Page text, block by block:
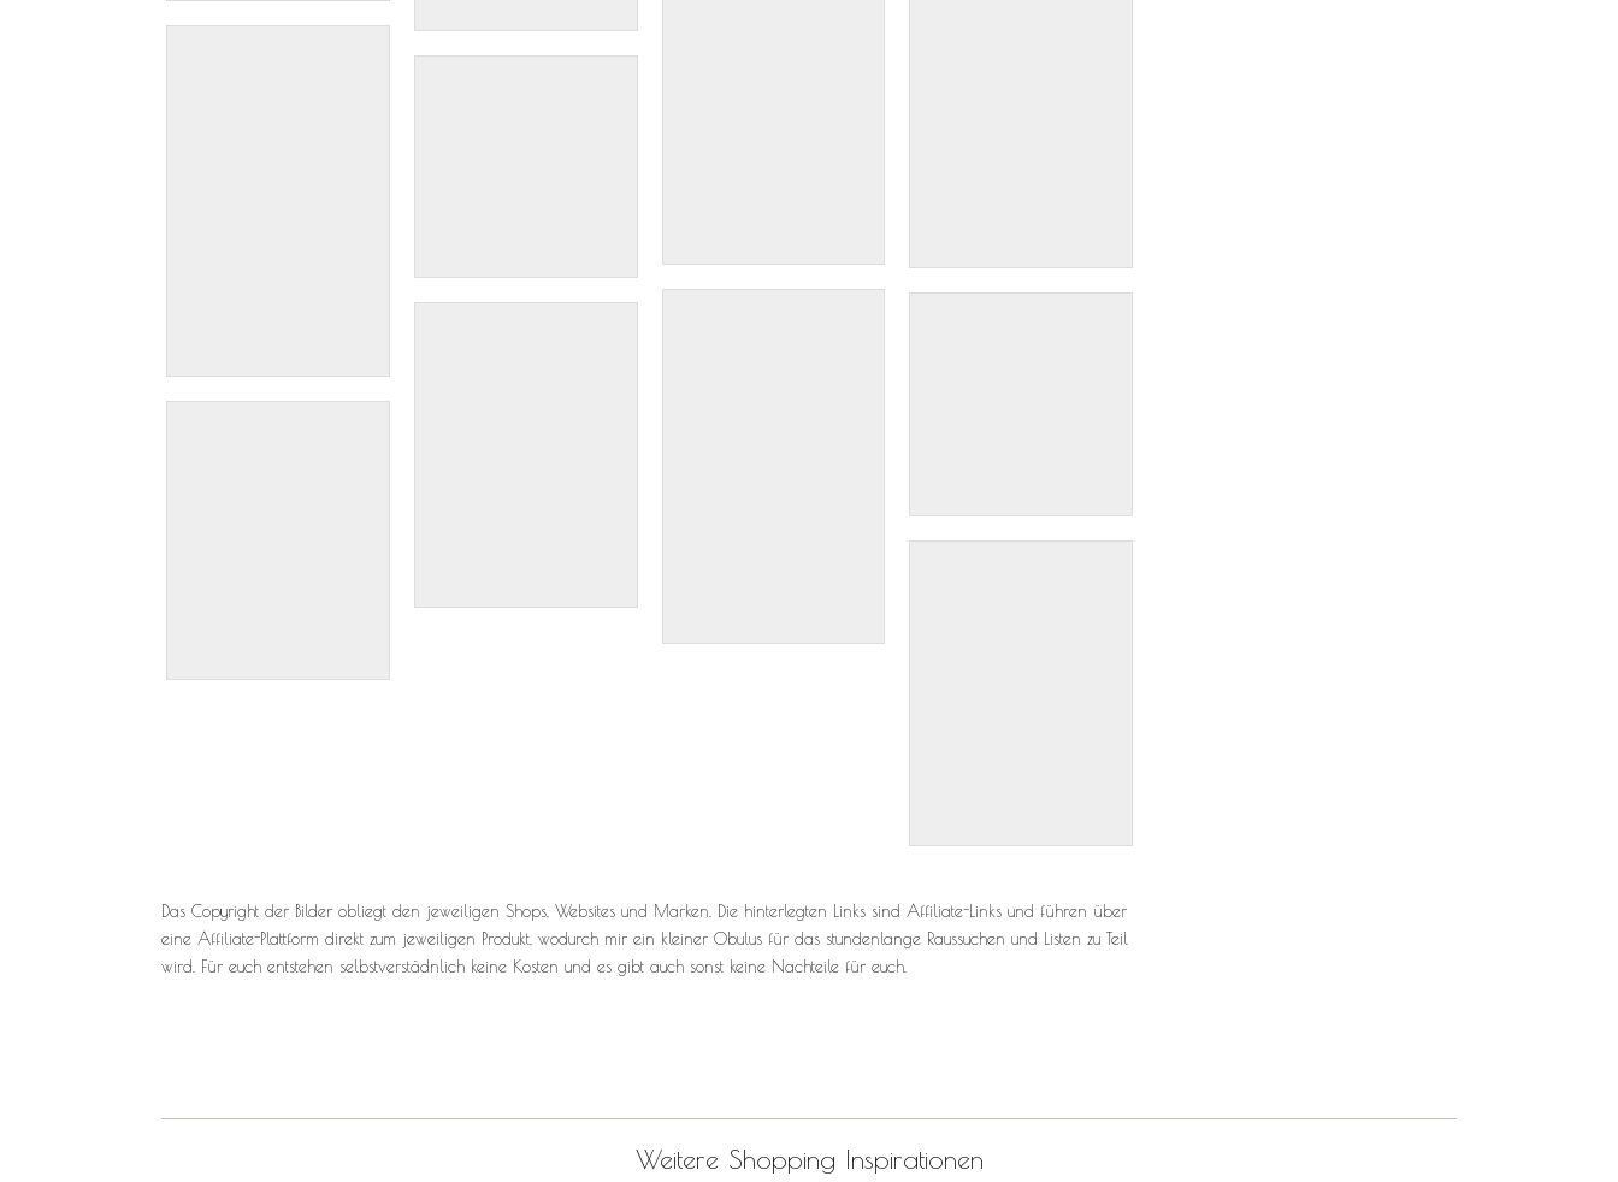
Das Copyright der Bilder obliegt den jeweiligen Shops, Websites und Marken. Die hinterlegten Links sind Affiliate-Links und führen über
eine Affiliate-Plattform direkt zum jeweiligen Produkt, wodurch mir ein kleiner Obulus für das stundenlange Raussuchen und Listen zu Teil
wird. Für euch entstehen selbstverstädnlich keine Kosten und es gibt auch sonst keine Nachteile für euch.
Weitere Shopping Inspirationen